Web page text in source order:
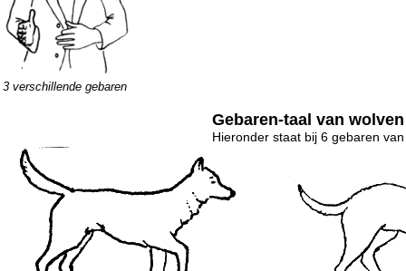
3 verschillende gebaren
Gebaren-taal van
Hieronder staat bij 6 gebaren